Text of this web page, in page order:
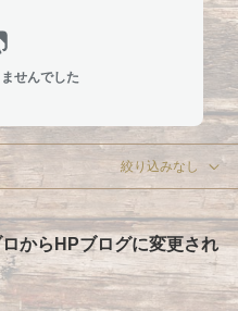
せんでした
絞り込みなし
からHPブログに変更され